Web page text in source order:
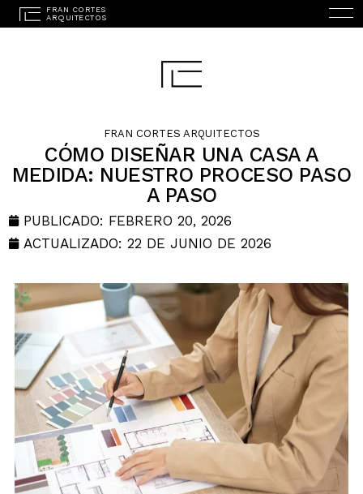
ESTUDIO
PROYECTOS
SERVICIOS
BLOG
CONTACTO
INTERIORISMO
FRAN CORTES ARQUITECTOS
CÓMO DISEÑAR UNA CASA A
MEDIDA: NUESTRO PROCESO PASO
A PASO
PUBLICADO: FEBRERO 20, 2026
ACTUALIZADO: 22 DE JUNIO DE 2026